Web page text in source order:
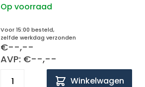
Op voorraad
Voor 15:00 besteld,
zelfde werkdag verzonden
€--,--
AVP: €--,--
Winkelwagen